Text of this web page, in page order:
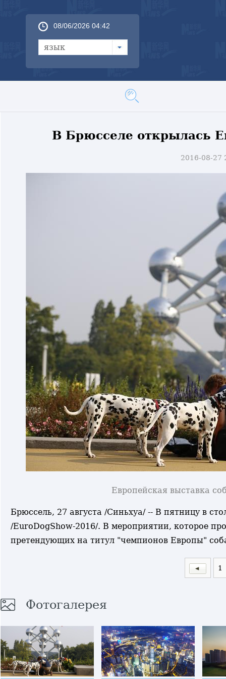
08/06/2026 04:42
язык
В Брюсселе открылась
2016-08-27
Европейская выставка
Брюссель, 27 августа /Синьхуа/ -- В пятницу в
/EuroDogShow-2016/. В мероприятии, которое
претендующих на титул "чемпионов Европы"
1
Фотогалерея